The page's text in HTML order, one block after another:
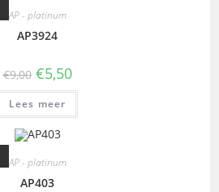
AP - platinum
AP3924
€9,00 €5,50
Lees meer
AP - platinum
AP403